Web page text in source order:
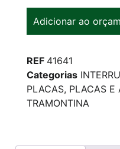
Adicionar ao
REF 41641
Categorias
PLACAS, PLACAS E
TRAMONTINA